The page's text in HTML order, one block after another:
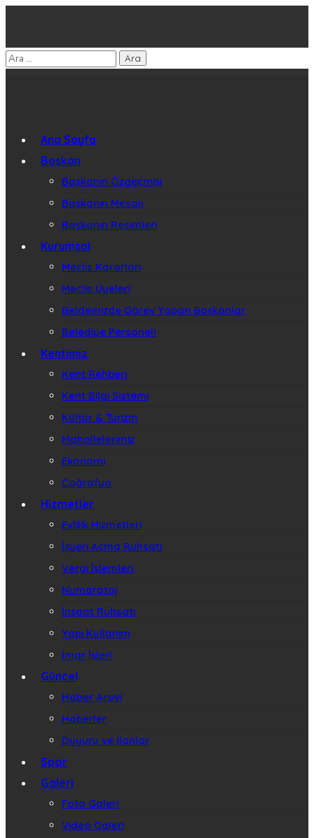
Ana Sayfa
Başkan
Başkanın Özgeçmişi
Başkanın Mesajı
Başkanın Resimleri
Kurumsal
Meclis Kararları
Meclis Üyeleri
Beldemizde Görev Yapan Başkanlar
Belediye Personeli
Kentimiz
Kent Rehberi
Kent Bilgi Sistemi
Kültür & Turizm
Mahallelerimiz
Ekonomi
Coğrafya
Hizmetler
Evlilik Hizmetleri
İşyeri Açma Ruhsatı
Vergi İşlemleri
Numarataj
İnşaat Ruhsatı
Yapı Kullanım
İmar İşleri
Güncel
Haber Arşivi
Haberler
Duyuru ve İlanlar
Spor
Galeri
Foto Galeri
Video Galeri